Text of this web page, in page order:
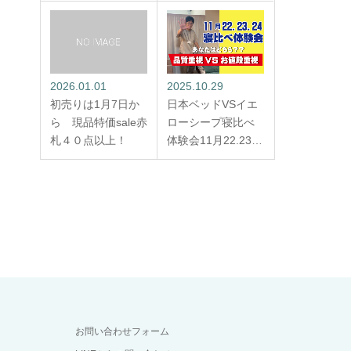
2026.01.01
初売りは1月7日か
ら 現品特価sale赤
札４０点以上！
2025.10.29
日本ベッドVSイエ
ローシープ寝比べ
体験会11月22.23…
お問い合わせフォーム